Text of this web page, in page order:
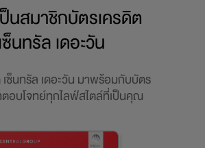
นสมาชิกบัตรเครดิต
ซ็นทรัล เดอะวัน
เซ็นทรัล เดอะวัน มาพร้อมกับบัตร
ตอบโจทย์ทุกไลฟ์สไตล์ที่เป็นคุณ